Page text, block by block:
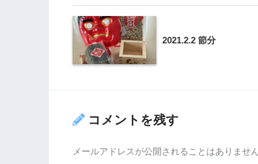
2021.2.2 節分
コメントを残す
メールアドレスが公開されることはありません